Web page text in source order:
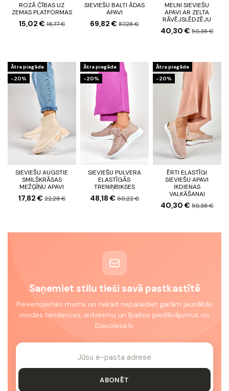
ROZĀ ČĪBAS UZ
ZEMAS PLATFORMAS
15,02 € 18,77 €
SIEVIEŠU BALTI ĀDAS
APAVI
69,82 €87,28 €
MELNI SIEVIEŠU
APAVI AR ZELTA
RĀVĒJSLĒDZĒJU
40,30 €50,38 €
Ātra piegāde
-20%
SIEVIEŠU AUGSTIE
SMILŠKRĀSAS
MEŽĢĪŅU APAVI
17,82 € 22,28 €
Ātra piegāde
-20%
SIEVIEŠU PULVERA
ELASTĪGĀS
TRENIŅBIKSES
48,18 € 60,22 €
Ātra piegāde
-20%
ĒRTI ELASTĪGI
SIEVIEŠU APAVI
IKDIENAS
VALKĀŠANAI
40,30 €50,38 €
Saņemiet stilu tieši savā pastkastītē
Pievienojieties mums un nekad nepalaidiet garām jaunākās
modes tendences, iedvesmu un īpašos piedāvājumus no
Diavolesa.lv.
ABONĒT